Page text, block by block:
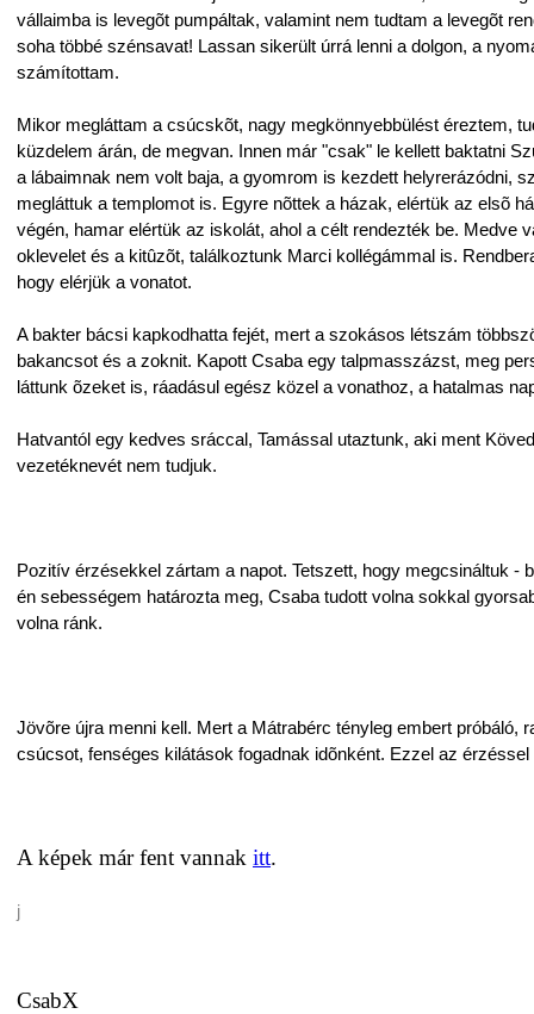
vállaimba is levegõt pumpáltak, valamint nem tudtam a levegõt
soha többé szénsavat! Lassan sikerült úrrá lenni a dolgon, a
számítottam.
Mikor megláttam a csúcskõt, nagy megkönnyebbülést éreztem,
küzdelem árán, de megvan. Innen már "csak" le kellett baktatni
a lábaimnak nem volt baja, a gyomrom is kezdett helyrerázódni,
megláttuk a templomot is. Egyre nõttek a házak, elértük az elsõ
végén, hamar elértük az iskolát, ahol a célt rendezték be.
oklevelet és a kitûzõt, találkoztunk Marci kollégámmal is.
hogy elérjük a vonatot.
A bakter bácsi kapkodhatta fejét, mert a szokásos létszám
bakancsot és a zoknit. Kapott Csaba egy talpmasszázst, meg
láttunk õzeket is, ráadásul egész közel a vonathoz, a hatalmas
Hatvantól egy kedves sráccal, Tamással utaztunk, aki ment
vezetéknevét nem tudjuk.
Pozitív érzésekkel zártam a napot. Tetszett, hogy megcsináltuk -
én sebességem határozta meg, Csaba tudott volna sokkal
volna ránk.
Jövõre újra menni kell. Mert a Mátrabérc tényleg embert
csúcsot, fenséges kilátások fogadnak idõnként. Ezzel az érzéssel
A képek már fent vannak itt.
j
CsabX